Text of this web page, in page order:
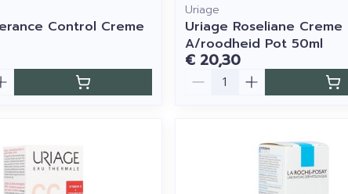
Control Creme
Uriage
Uriage Roseliane Creme
A/roodheid Pot 50ml
€ 20,30
Aantal